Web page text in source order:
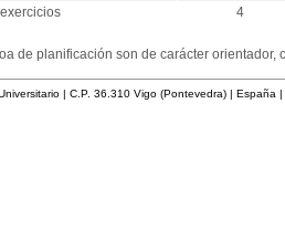
4
de planificación son de carácter
| C.P. 36.310 Vigo (Pontevedra) | España |